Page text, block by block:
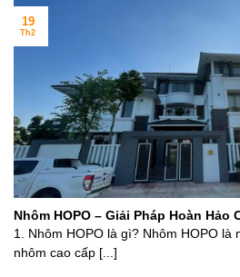
Nhôm HOPO – Giải Pháp Hoàn Hảo
Cấp
1. Nhôm HOPO là gì? Nhôm HOPO là
nhôm cao cấp [...]
19
Th2